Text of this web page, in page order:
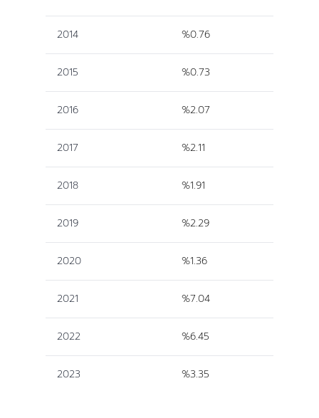
2014 %0.76
2015 %0.73
2016 %2.07
2017 %2.11
2018 %1.91
2019 %2.29
2020 %1.36
2021 %7.04
2022 %6.45
2023 %3.35